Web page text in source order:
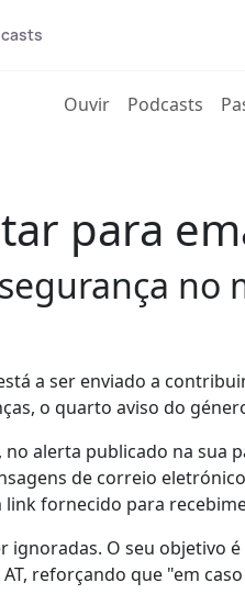
Ouvir(current)
Podcasts
para
no
a ser enviado a
o quarto aviso do
no alerta publicado na
de correio
fornecido para
ignoradas. O seu objetivo
reforçando que "em